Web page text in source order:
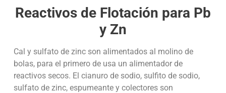
Reactivos de Flotación para Pb
y Zn
Cal y sulfato de zinc son alimentados al molino de
bolas, para el primero de usa un alimentador de
reactivos secos. El cianuro de sodio, sulfito de sodio,
sulfato de zinc, espumeante y colectores son